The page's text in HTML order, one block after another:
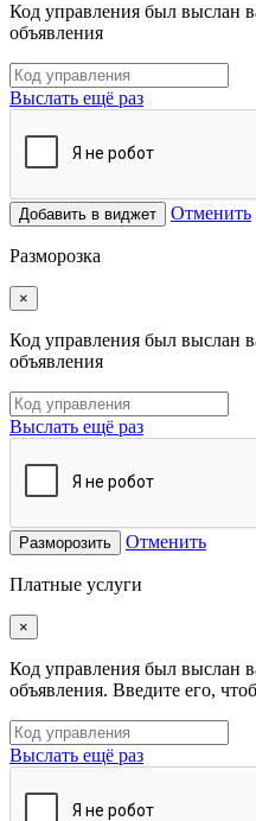
Код управления был выслан
объявления
Выслать ещё раз
Добавить в виджет Отменить
Разморозка
×
Код управления был выслан
объявления
Выслать ещё раз
Разморозить Отменить
Платные услуги
×
Код управления был выслан
объявления. Введите его,
Выслать ещё раз